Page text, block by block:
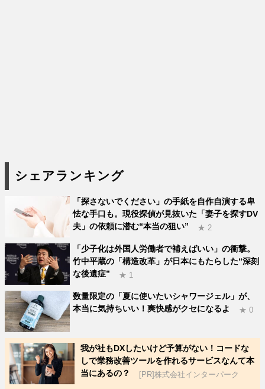
シェアランキング
「探さないでください」の手紙を自作自演する卑
怯な手口も。現役探偵が見抜いた「妻子を探すDV
夫」の依頼に潜む“本当の狙い”
★ 2
「少子化は外国人労働者で補えばいい」の衝撃。
竹中平蔵の「構造改革」が日本にもたらした“深刻
な後遺症”
★ 1
数量限定の「夏に使いたいシャワージェル」が、
本当に気持ちいい！爽快感がクセになるよ
★ 0
我が社もDXしたいけど予算がない！コードな
しで業務改善ツールを作れるサービスなんて本
当にあるの？
[PR]株式会社インターパーク